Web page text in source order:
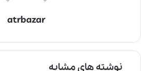
atrbazar
نوشته های مشابه